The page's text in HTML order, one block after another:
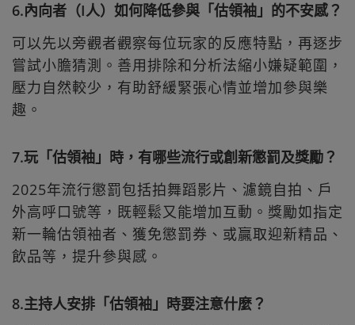
6.內向者（I人）如何降低參與「估領袖」的不安感？
可以先以旁觀者觀察每位玩家的反應特點，再逐步
嘗試小膽猜測。善用排除和分析法縮小嫌疑範圍，
壓力自然較少，有助舒緩緊張心情並增加參與樂
趣。
7.玩「估領袖」時，有哪些流行或創新懲罰及獎勵？
2025年流行懲罰包括拍舞蹈影片、濾鏡自拍、戶
外高呼口號等，既輕鬆又能增加互動。獎勵如指定
新一輪估領袖者、獲免懲罰券、或贏取迎新精品、
飲品等，提升參與感。
8.主持人安排「估領袖」時要注意什麼？